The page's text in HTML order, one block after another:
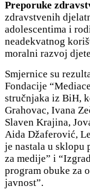
Preporuke
zdravstvenih
adolescentima i
neadekvatnog
moralni razvoj
Smjernice su
Fondacije
stručnjaka iz BiH,
Grahovac, Ivana
Slaven Krajina,
Aida Džaferović,
je nastala u sklopu
za medije” i
program obuke za
javnost”.